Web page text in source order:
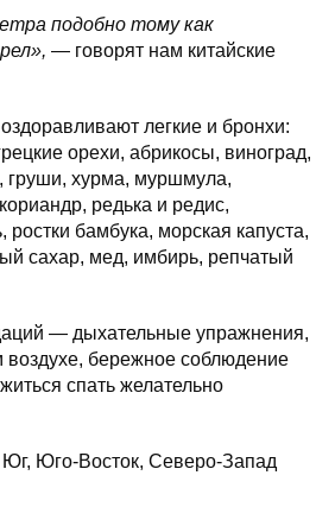
подобно тому как
— говорят нам китайские
легкие и бронхи:
орехи, абрикосы, виноград,
груши, хурма, муршмула,
редька и редис,
ростки бамбука, морская капуста,
сахар, мед, имбирь, репчатый
— дыхательные упражнения,
воздухе, бережное соблюдение
спать желательно
Юг, Юго-Восток, Северо-Запад